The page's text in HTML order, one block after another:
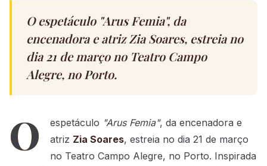
O espetáculo "Arus Femia", da
encenadora e atriz Zia Soares, estreia no
dia 21 de março no Teatro Campo
Alegre, no Porto.
O espetáculo "Arus Femia", da encenadora e
atriz Zia Soares, estreia no dia 21 de março
no Teatro Campo Alegre, no Porto. Inspirada